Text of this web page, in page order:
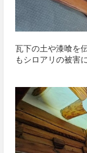
瓦下の土や漆喰を
もシロアリの被害